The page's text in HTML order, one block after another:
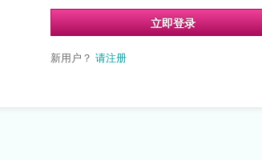
立即登录
新用户？ 请注册